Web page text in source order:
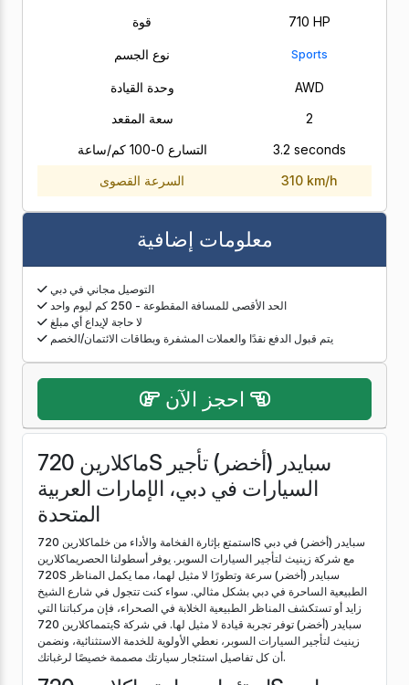
قوة
710 HP
نوع الجسم Sports
وحدة القيادة
AWD
سعة المقعد
2
التسارع 0-100 كم/ساعة
3.2 seconds
السرعة القصوى
310 km/h
معلومات إضافية
التوصيل مجاني في دبي
الحد الأقصى للمسافة المقطوعة - 250 كم ليوم واحد
لا حاجة لإيداع أي مبلغ
يتم قبول الدفع نقدًا والعملات المشفرة وبطاقات الائتمان/الخصم
ماكلارين 720S سبايدر (أخضر) تأجير
السيارات في دبي، الإمارات العربية
المتحدة
استمتع بإثارة الفخامة والأداء من خلماكلارين 720S سبايدر (أخضر) في دبي
مع شركة زينيث لتأجير السيارات السوبر. يوفر أسطولنا الحصريماكلارين
720S سبايدر (أخضر) سرعة وتطورًا لا مثيل لهما، مما يكمل المناظر
الطبيعية الساحرة في دبي بشكل مثالي. سواء كنت تتجول في شارع الشيخ
زايد أو تستكشف المناظر الطبيعية الخلابة في الصحراء، فإن مركباتنا التي
يتمماكلارين 720S سبايدر (أخضر) توفر تجربة قيادة لا مثيل لها. في شركة
زينيث لتأجير السيارات السوبر، نعطي الأولوية للخدمة الاستثنائية، ونضمن
أن كل تفاصيل استئجار سيارتك مصممة خصيصًا لرغباتك.